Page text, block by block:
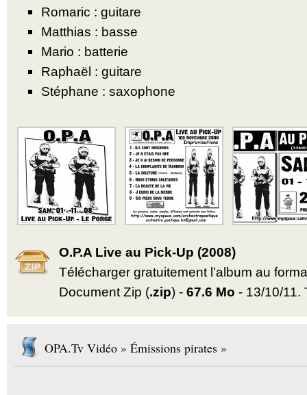
Romaric : guitare
Matthias : basse
Mario : batterie
Raphaël : guitare
Stéphane : saxophone
O.P.A Live au Pick-Up (2008)
Télécharger gratuitement l’album au
Document Zip (.zip) - 67.6 Mo - 13/10/11.
OPA.Tv Vidéo » Émissions pirates »